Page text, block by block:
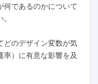
何であるのかについて
どのデザイン変数が気
）に有意な影響を及